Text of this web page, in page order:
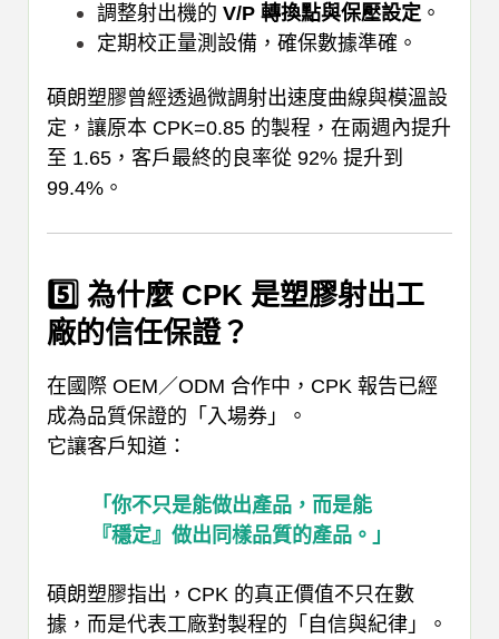
調整射出機的 V/P 轉換點與保壓設定 。
定期校正量測設備，確保數據準確。
碩朗塑膠曾經透過微調射出速度曲線與模溫設
定，讓原本 CPK=0.85 的製程，在兩週內提升
至 1.65，客戶最終的良率從 92% 提升到
99.4%。
5️⃣ 為什麼 CPK 是塑膠射出工
廠的信任保證？
在國際 OEM／ODM 合作中，CPK 報告已經
成為品質保證的「入場券」。
它讓客戶知道：
「你不只是能做出產品，而是能
『穩定』做出同樣品質的產品。」
碩朗塑膠指出，CPK 的真正價值不只在數
據，而是代表工廠對製程的「自信與紀律」。